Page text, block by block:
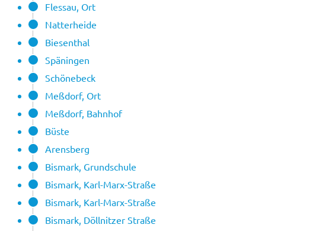
Flessau, Ort
Natterheide
Biesenthal
Späningen
Schönebeck
Meßdorf, Ort
Meßdorf, Bahnhof
Büste
Arensberg
Bismark, Grundschule
Bismark, Karl-Marx-Straße
Bismark, Karl-Marx-Straße
Bismark, Döllnitzer Straße